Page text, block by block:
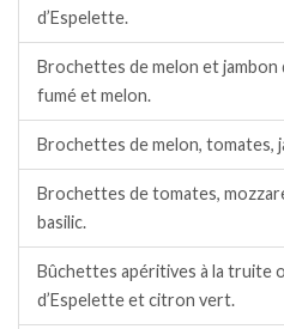
d’Espelette.
Brochettes de melon et jambon
fumé et melon.
Brochettes de melon, tomates,
Brochettes de tomates,
basilic.
Bûchettes apéritives à la truite
d’Espelette et citron vert.